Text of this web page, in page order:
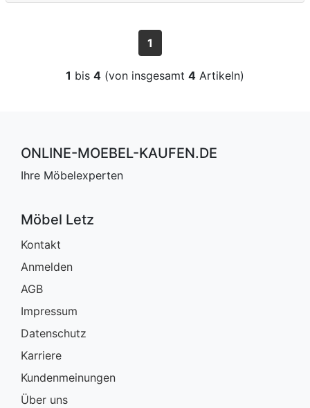
1
1 bis 4 (von insgesamt 4 Artikeln)
ONLINE-MOEBEL-KAUFEN.DE
Ihre Möbelexperten
Möbel Letz
Kontakt
Anmelden
AGB
Impressum
Datenschutz
Karriere
Kundenmeinungen
Über uns